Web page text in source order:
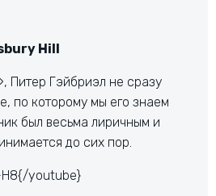
Hill
Питер Гэйбриэл не сразу
по которому мы его знаем
был весьма лиричным и
до сих пор.
youtube}